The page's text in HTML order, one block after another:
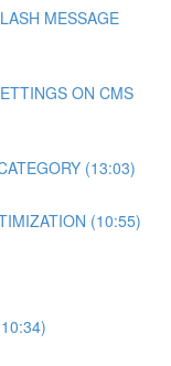
MESSAGE
ON CMS
(13:03)
(10:55)